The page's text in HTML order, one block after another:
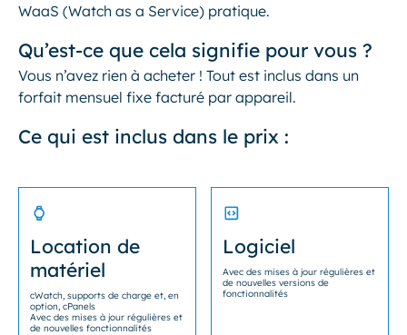
WaaS (Watch as a Service) pratique.
Qu’est-ce que cela signifie pour vous ?
Vous n’avez rien à acheter ! Tout est inclus dans un
forfait mensuel fixe facturé par appareil.
Ce qui est inclus dans le prix :
Location de
matériel
cWatch, supports de charge et, en
option, cPanels
Avec des mises à jour régulières et
de nouvelles fonctionnalités
Logiciel
Avec des mises à jour régulières et
de nouvelles versions de
fonctionnalités